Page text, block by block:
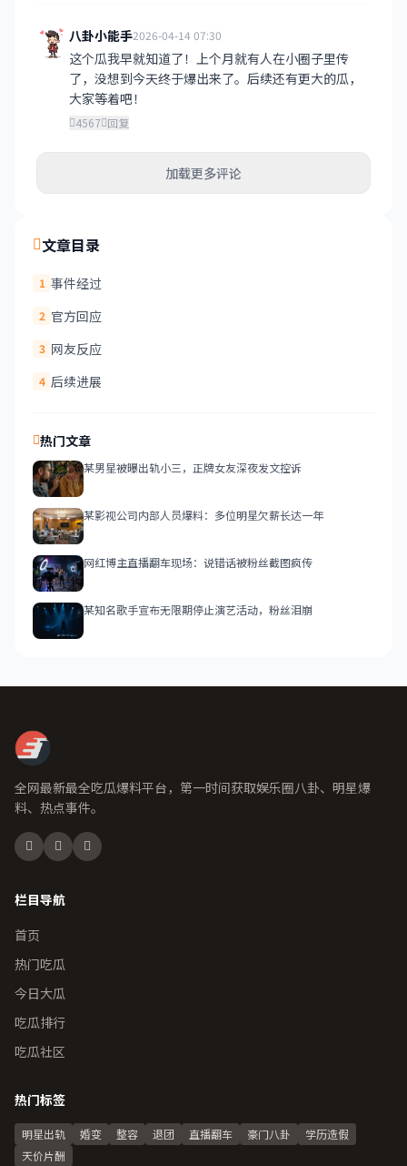
八卦小能手2026-04-14 07:30
这个瓜我早就知道了！上个月就有人在小圈子里传
了，没想到今天终于爆出来了。后续还有更大的瓜，
大家等着吧！
4567 回复
加载更多评论
文章目录
1 事件经过
2 官方回应
3 网友反应
4 后续进展
热门文章
某男星被曝出轨小三，正牌女友深夜发文控诉
某影视公司内部人员爆料：多位明星欠薪长达一年
网红博主直播翻车现场：说错话被粉丝截图疯传
某知名歌手宣布无限期停止演艺活动，粉丝泪崩
全网最新最全吃瓜爆料平台，第一时间获取娱乐圈八卦、明星爆
料、热点事件。
栏目导航
首页
热门吃瓜
今日大瓜
吃瓜排行
吃瓜社区
热门标签
明星出轨 婚变 整容 退团 直播翻车 豪门八卦
学历造假
天价片酬